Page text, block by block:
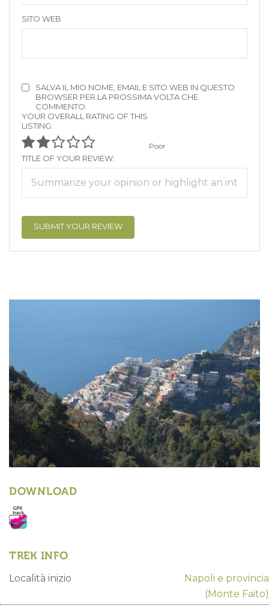
SITO WEB
SALVA IL MIO NOME, EMAIL E SITO WEB IN QUESTO
BROWSER PER LA PROSSIMA VOLTA CHE
COMMENTO.
YOUR OVERALL RATING OF THIS
LISTING:
Poor
TITLE OF YOUR REVIEW:
DOWNLOAD
TREK INFO
Località inizio
Napoli e provincia
(Monte Faito)